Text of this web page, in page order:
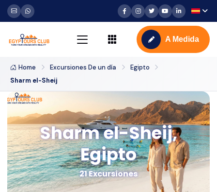
A Medida
Home Excursiones De un día
Egipto
Sharm el-Sheij
Sharm el-Sheij,
Egipto
21 Excursiones